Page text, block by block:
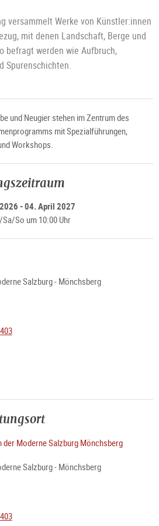
versammelt Werke von Künstler:innen
mit denen Landschaft, Berge und
befragt werden wie Aufbruch,
Spurenschichten.
und Neugier stehen im Zentrum des
mit Spezialführungen,
Workshops.
- 04. April 2027
So um 10:00 Uhr
Salzburg - Mönchsberg
der Moderne Salzburg Mönchsberg
Salzburg - Mönchsberg